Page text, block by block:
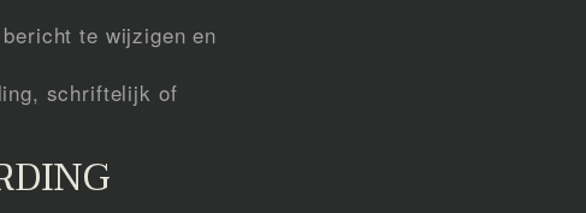
te wijzigen en
schriftelijk of